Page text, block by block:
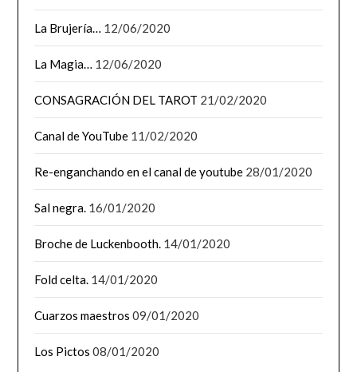
La Brujería… 12/06/2020
La Magia… 12/06/2020
CONSAGRACIÓN DEL TAROT 21/02/2020
Canal de YouTube 11/02/2020
Re-enganchando en el canal de youtube 28/01/2020
Sal negra. 16/01/2020
Broche de Luckenbooth. 14/01/2020
Fold celta. 14/01/2020
Cuarzos maestros 09/01/2020
Los Pictos 08/01/2020